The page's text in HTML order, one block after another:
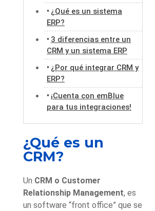
¿Qué es un sistema
ERP?
3 diferencias entre un
CRM y un sistema ERP
¿Por qué integrar CRM y
ERP?
¡Cuenta con emBlue
para tus integraciones!
¿Qué es un
CRM?
Un CRM o Customer
Relationship Management, es
un software “front office” que se